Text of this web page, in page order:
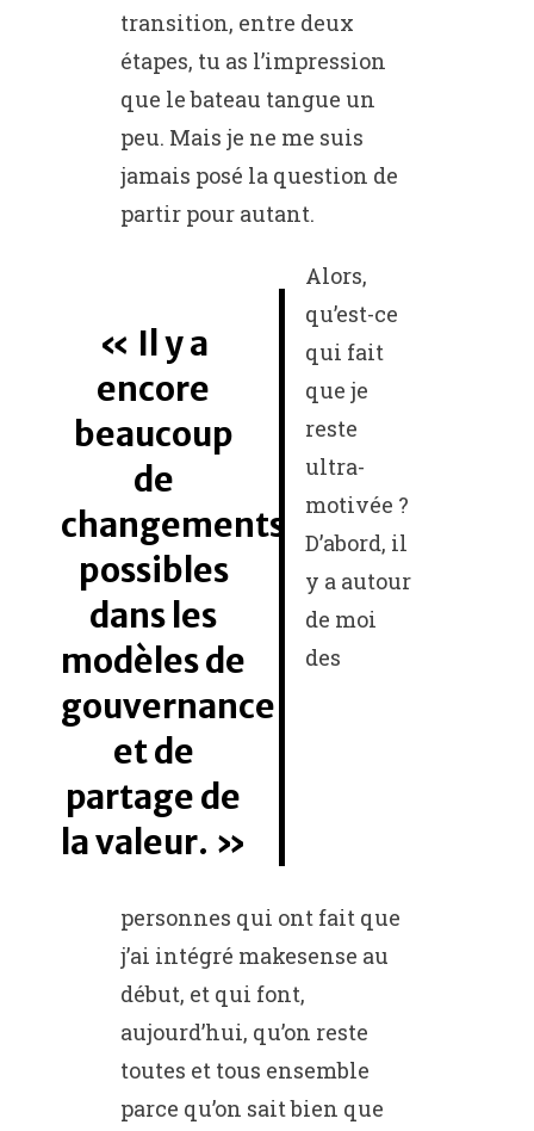
transition, entre deux
étapes, tu as l’impression
que le bateau tangue un
peu. Mais je ne me suis
jamais posé la question de
partir pour autant.
Il y a
encore
beaucoup
de
changements
possibles
dans les
modèles de
gouvernance
et de
partage de
la valeur.
Alors,
qu’est-ce
qui fait
que je
reste
ultra-
motivée ?
D’abord, il
y a autour
de moi
des
personnes qui ont fait que
j’ai intégré makesense au
début, et qui font,
aujourd’hui, qu’on reste
toutes et tous ensemble
parce qu’on sait bien que